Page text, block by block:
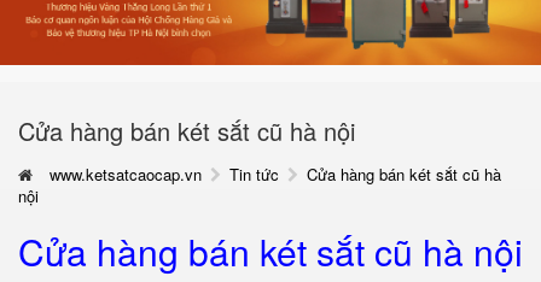
Cửa hàng bán két sắt cũ hà nội
www.ketsatcaocap.vn Tin tức
Cửa hàng bán két sắt cũ hà
nội
Cửa hàng bán két sắt cũ hà nội